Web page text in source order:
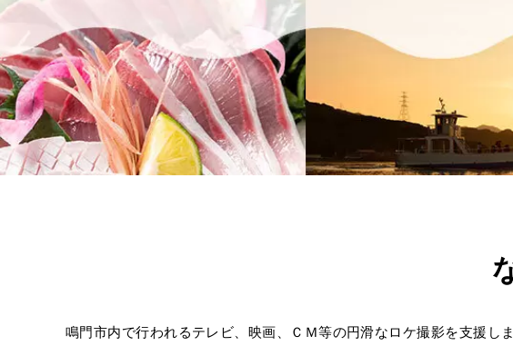
鳴門市内で行われるテレビ、映画、ＣＭ等の円滑なロケ撮影を支援